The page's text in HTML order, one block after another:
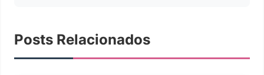
Posts Relacionados